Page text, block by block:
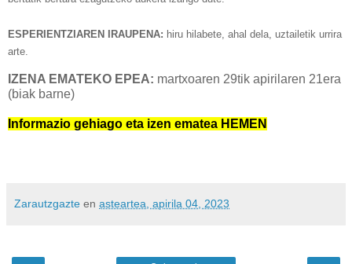
ESPERIENTZIAREN IRAUPENA: hiru hilabete, ahal dela, uztailetik urrira
arte.
IZENA EMATEKO EPEA: martxoaren 29tik apirilaren 21era
(biak barne)
Informazio gehiago eta izen ematea HEMEN
Zarautzgazte en asteartea, apirila 04, 2023